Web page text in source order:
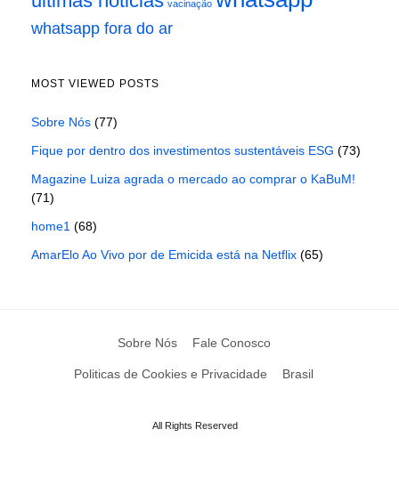
vacinação
whatsapp fora do ar
MOST VIEWED POSTS
Sobre Nós (77)
Fique por dentro dos investimentos sustentáveis ESG (73)
Magazine Luiza agrada o mercado ao comprar o KaBuM!
(71)
home1 (68)
AmarElo Ao Vivo por de Emicida está na Netflix (65)
Sobre Nós Fale Conosco
Politicas de Cookies e Privacidade Brasil
All Rights Reserved